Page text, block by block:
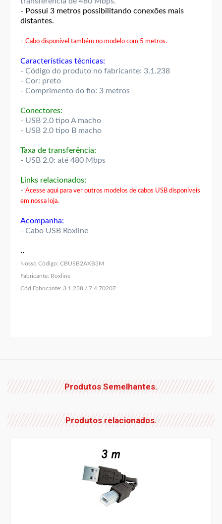
- Possui 3 metros possibilitando conexões mais
distantes.
- Cabo disponível também no modelo com 5 metros.
Características técnicas:
- Código do produto no fabricante: 3.1.238
- Cor: preto
- Comprimento do fio: 3 metros
Conectores:
- USB 2.0 tipo A macho
- USB 2.0 tipo B macho
Taxa de transferência:
- USB 2.0: até 480 Mbps
Links relacionados:
- Acesse aqui para ver outros modelos de cabos USB disponíveis
em nossa loja.
Acompanha:
- Cabo USB Roxline
..
Nosso Código: CBUSB2AXB3M
Fabricante: Roxline
Cód Fabricante: 3.1.238 / 7.4.70207
Produtos Semelhantes.
Produtos relacionados.